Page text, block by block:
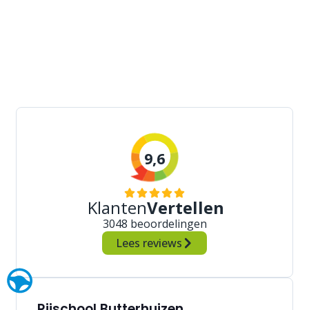
9,6
KlantenVertellen
3048 beoordelingen
Lees reviews